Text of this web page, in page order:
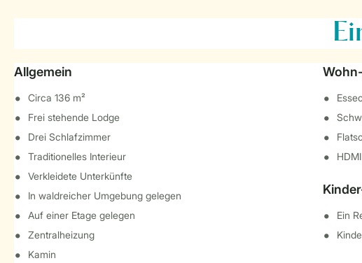
Allgemein
Circa 136 m²
Frei stehende Lodge
Drei Schlafzimmer
Traditionelles Interieur
Verkleidete Unterkünfte
In waldreicher Umgebung gelegen
Auf einer Etage gelegen
Zentralheizung
Kamin
Ein